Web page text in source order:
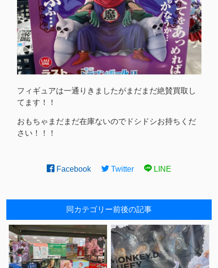
フィギュアは一通りきましたがまだまだ絶賛買取し
てます！！
おもちゃまだまだ在庫ないのでドシドシお持ちくだ
さい！！！
Facebook Twitter LINE
同カテゴリー前後の記事